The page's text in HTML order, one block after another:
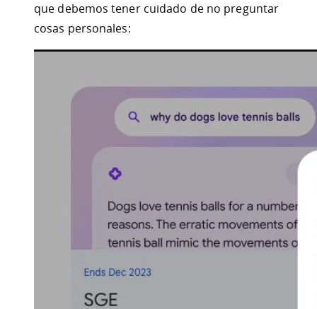
que debemos tener cuidado de no preguntar
cosas personales: